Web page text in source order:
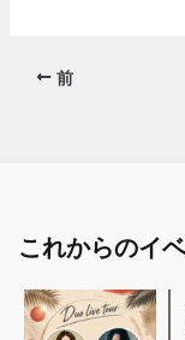
前
これからのイ